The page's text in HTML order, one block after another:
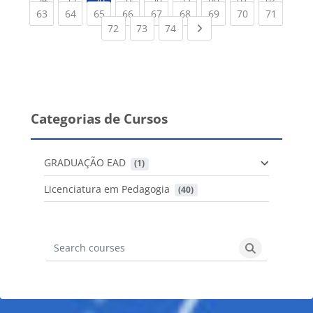
63(current)
64(current)
65(current)
66(current)
67(current)
68(current)
69(current)
70(current)
71
72 (current)
73 (current)
74(current)Next page
Categorias de Cursos
GRADUAÇÃO EAD (1)
Licenciatura em Pedagogia (40)
Search courses
Search